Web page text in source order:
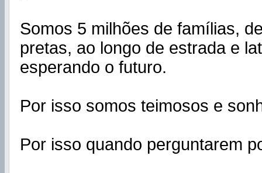
Somos 5 milhões de famílias,
pretas, ao longo de estrada e
esperando o futuro.
Por isso somos teimosos e
Por isso quando perguntarem